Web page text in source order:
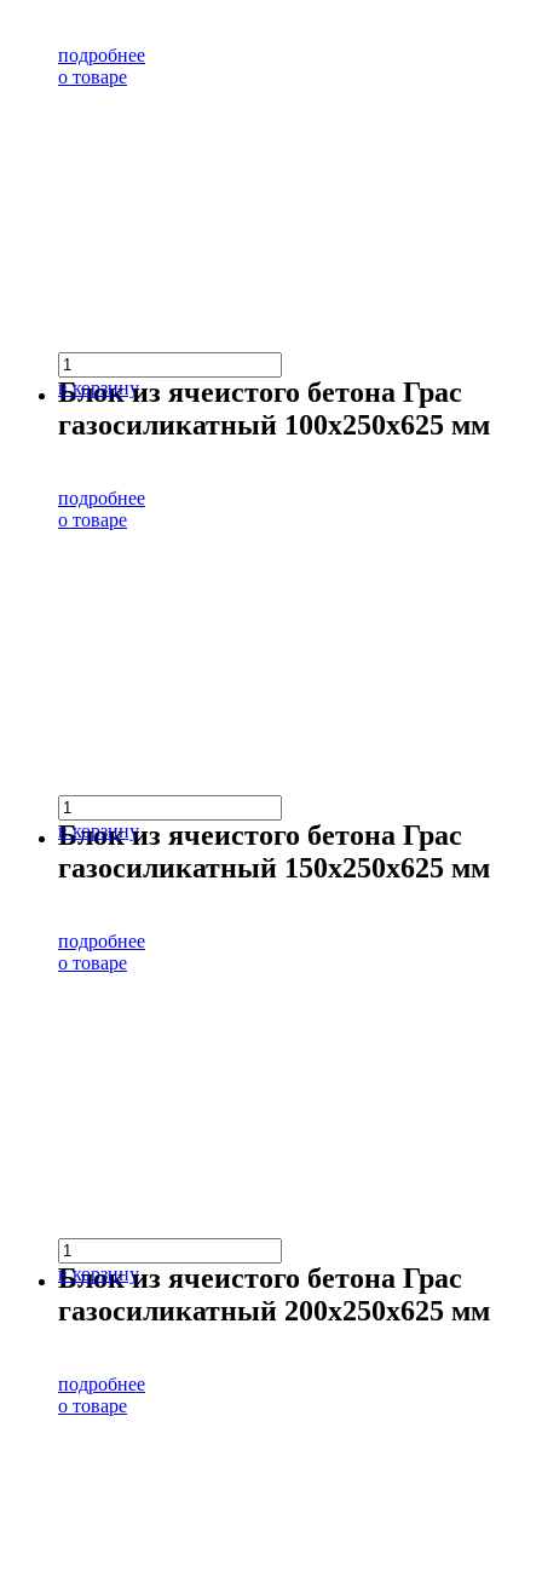
подробнее
о товаре
в корзину
Блок из ячеистого бетона Грас
газосиликатный 100х250х625 мм
подробнее
о товаре
в корзину
Блок из ячеистого бетона Грас
газосиликатный 150х250х625 мм
подробнее
о товаре
в корзину
Блок из ячеистого бетона Грас
газосиликатный 200х250х625 мм
подробнее
о товаре